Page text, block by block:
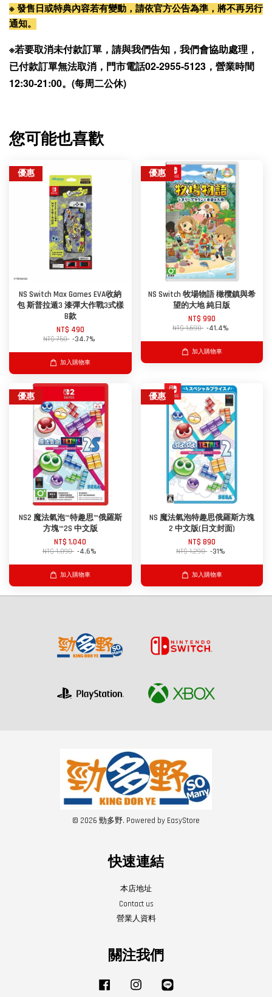
※ 發售日或特典內容若有變動，請依官方公告為準，將不再另行
通知。
※若要取消未付款訂單，請與我們告知，我們會協助處理，
已付款訂單無法取消，門市電話02-2955-5123，營業時間
12:30-21:00。(每周二公休)
您可能也喜歡
優惠
NS Switch Max Games EVA收納
包 斯普拉遁3 漆彈大作戰3式樣
B款
NT$ 490
NT$ 750 -34.7%
加入購物車
優惠
NS Switch 牧場物語 橄欖鎮與希
望的大地 純日版
NT$ 990
NT$ 1,690 -41.4%
加入購物車
優惠
NS2 魔法氣泡™特趣思™俄羅斯
方塊™2S 中文版
NT$ 1,040
NT$ 1,090 -4.6%
加入購物車
優惠
NS 魔法氣泡特趣思俄羅斯方塊
2 中文版(日文封面)
NT$ 890
NT$ 1,290 -31%
加入購物車
© 2026 勁多野. Powered by EasyStore
快速連結
本店地址
Contact us
營業人資料
關注我們
Facebook Instagram